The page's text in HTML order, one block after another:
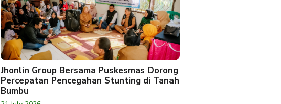
Jhonlin Group Bersama Puskesmas Dorong
Percepatan Pencegahan Stunting di Tanah
Bumbu